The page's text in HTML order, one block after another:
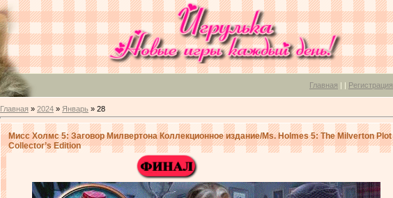
Главная | | Регистрация
Главная » 2024 » Январь » 28
Мисс Холмс 5: Заговор Милвертона Коллекционное издание/Ms. Holmes 5: The Milverton Plot
Collector’s Edition